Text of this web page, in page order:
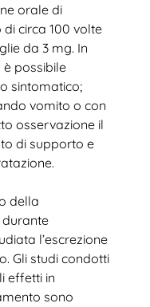
orale di
circa 100 volte
da 3 mg. In
possibile
sintomatico;
vomito o con
osservazione il
di supporto e
della
l’escrezione
Gli studi condotti
effetti in
sono